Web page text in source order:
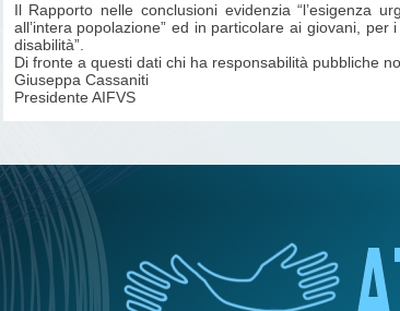
Il Rapporto nelle conclusioni evidenzia “l’esigenza
all’intera popolazione” ed in particolare ai giovani,
disabilità”.
Di fronte a questi dati chi ha responsabilità pubbliche
Giuseppa Cassaniti
Presidente AIFVS